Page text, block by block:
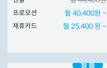
프로모션 월 40,400원 ~
제휴카드 월 25,400 원 ~